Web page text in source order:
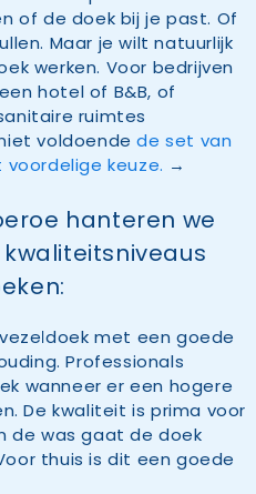
of de doek bij je past. Of
Maar je wilt natuurlijk
werken. Voor bedrijven
hotel of B&B, of
ruimtes
voldoendede set van
voordelige keuze. →
hanteren we
met een goede
Professionals
wanneer er een hogere
De kwaliteit is prima voor
de was gaat de doek
thuis is dit een goede